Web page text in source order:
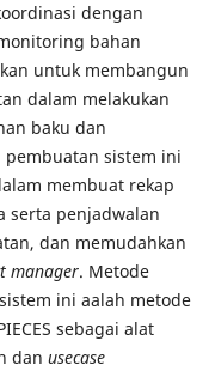
dengan
bahan
untuk membangun
dalam melakukan
baku dan
sistem ini
membuat rekap
serta penjadwalan
dan memudahkan
manager. Metode
ini aalah metode
sebagai alat
dan usecase